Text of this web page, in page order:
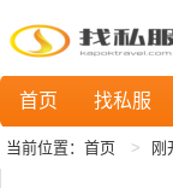
首页 找私服
当前位置： 首页 刚